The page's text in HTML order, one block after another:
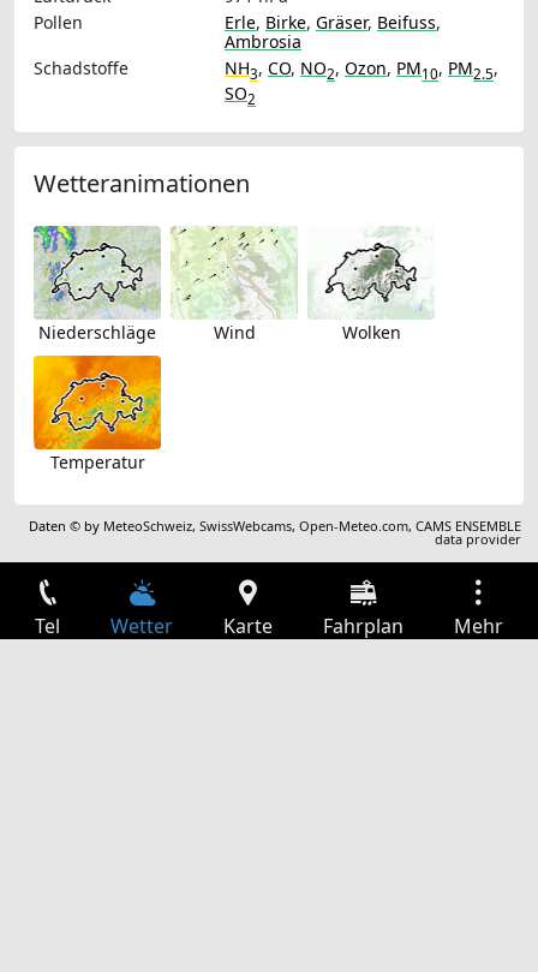
Pollen
Erle, Birke, Gräser, Beifuss,
Ambrosia
Schadstoffe
NH3, CO, NO2, Ozon, PM10, PM2.5,
SO2
Wetteranimationen
Niederschläge Wind Wolken
Temperatur
Daten © by MeteoSchweiz,SwissWebcams,Open-Meteo.com,CAMS ENSEMBLE
data provider
Tel Wetter Karte Fahrplan Mehr